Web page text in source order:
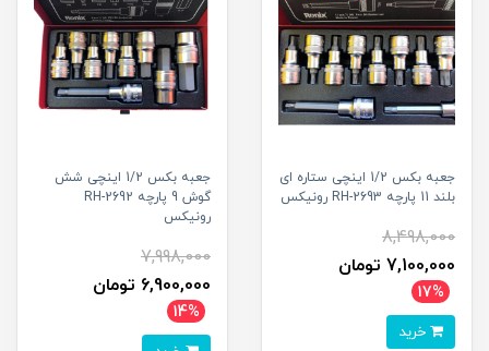
جعبه بکس 1/2 اینچی ستاره ای
بلند 11 پارچه RH-2693 رونیکس
8,498,000
7,100,000 تومان
17%
جعبه بکس 1/2 اینچی شش
گوش 9 پارچه RH-2692
رونیکس
7,998,000
6,900,000 تومان
14%